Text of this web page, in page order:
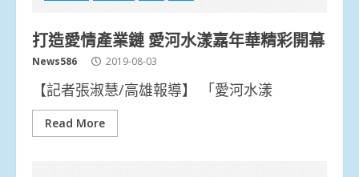
打造愛情產業鏈 愛河水漾嘉年華精彩開幕
News586 2019-08-03
【記者張淑慧/高雄報導】 「愛河水漾
Read More